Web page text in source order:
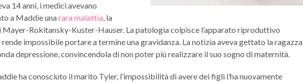
14 anni, i medici avevano
a Maddie unarara malattia, la
Mayer-Rokitansky-Kuster-Hauser. La patologia colpisce l’apparato riproduttivo
impossibile portare a termine una gravidanza. La notizia aveva gettato la ragazza
depressione, convincendola di non poter più realizzare il suo sogno di maternità.
ha conosciuto il marito Tyler, l’impossibilità di avere dei figli l’ha nuovamente